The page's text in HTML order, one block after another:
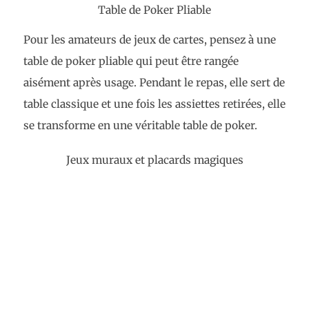
Table de Poker Pliable
Pour les amateurs de jeux de cartes, pensez à une
table de poker pliable qui peut être rangée
aisément après usage. Pendant le repas, elle sert de
table classique et une fois les assiettes retirées, elle
se transforme en une véritable table de poker.
Jeux muraux et placards magiques